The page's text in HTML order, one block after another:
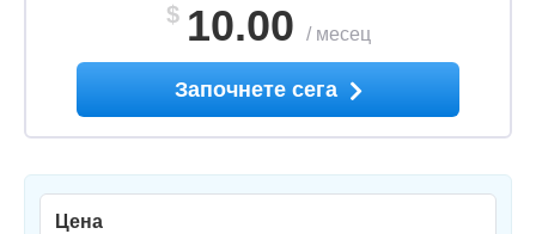
$ 10.00 / месец
Започнете сега
Цена